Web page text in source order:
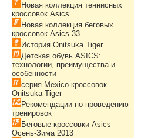
Новая коллекция теннисных
кроссовок Asics
Новая коллекция беговых
кроссовок Asics 33
История Onitsuka Tiger
Детская обувь ASICS:
технологии, преимущества и
особенности
серия Mexico кроссовок
Onitsuka Tiger
Рекомендации по проведению
тренировок
Беговые кроссовки Asics
Осень-Зима 2013